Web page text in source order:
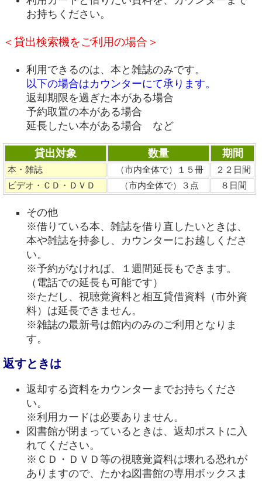
お持ちください。
＜貸出検索機をご利用の場合＞
利用できるのは、本と雑誌のみです。
以下の場合はカウンターにて承ります。
返却期限を過ぎた本がある場合
予約取置の本がある場合
延長したい本がある場合 など
貸出対象 数量 期間
本・雑誌 （市内全体で）１５冊
２２日間
ビデオ・ＣＤ・ＤＶＤ
（市内全体で）３点 ８日間
その他
※借りている本、雑誌を借り直したいときは、
本や雑誌を持参し、カウンターにお越しくださ
い。
※予約がなければ、１週間延長もできます。
（電話での延長も可能です）
※ただし、視聴覚資料と相互貸借資料（市外資
料）は延長できません。
※雑誌の最新号は館内のみのご利用となりま
す。
返すときは
返却する資料をカウンターまでお持ちくださ
い。
※利用カードは必要ありません。
図書館が閉まっているときは、返却ポストに入
れてください。
※ＣＤ・ＤＶＤ等の視聴覚資料は壊れる恐れが
ありますので、たかね図書館の専用ボックスま